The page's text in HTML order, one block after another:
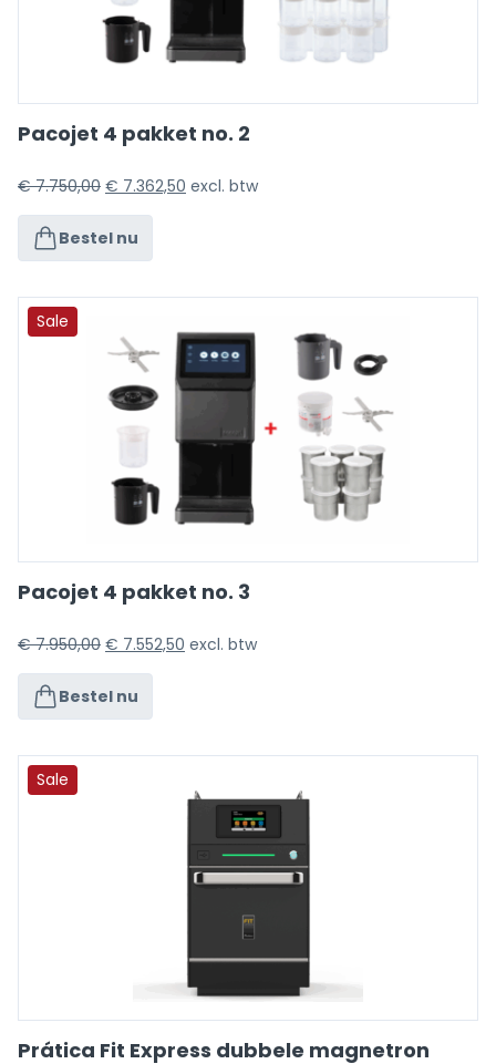
Pacojet 4 pakket no. 2
€7.750,00 € 7.362,50 excl. btw
Bestel nu
Sale
Pacojet 4 pakket no. 3
€7.950,00 € 7.552,50 excl. btw
Bestel nu
Sale
Prática Fit Express dubbele magnetron